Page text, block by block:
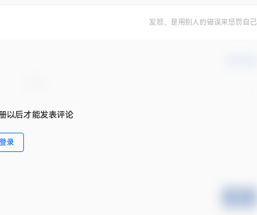
发怒，是用别人的错误来惩罚自己
以后才能发表评论
登录